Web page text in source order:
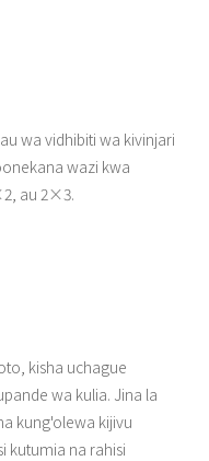
wa vidhibiti wa kivinjari
wazi kwa
au 2×3.
kisha uchague
wa kulia. Jina la
kung'olewa kijivu
kutumia na rahisi